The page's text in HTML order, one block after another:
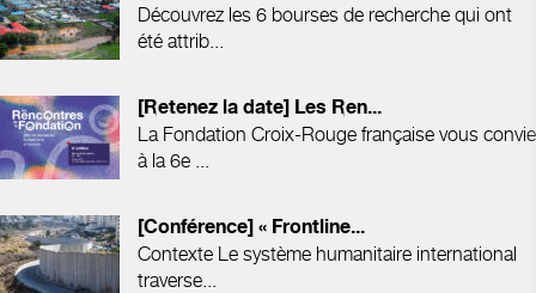
Découvrez les 6 bourses de recherche qui ont
été attrib...
[Retenez la date] Les Ren...
La Fondation Croix-Rouge française vous convie
à la 6e ...
[Conférence] « Frontline...
Contexte Le système humanitaire international
traverse...